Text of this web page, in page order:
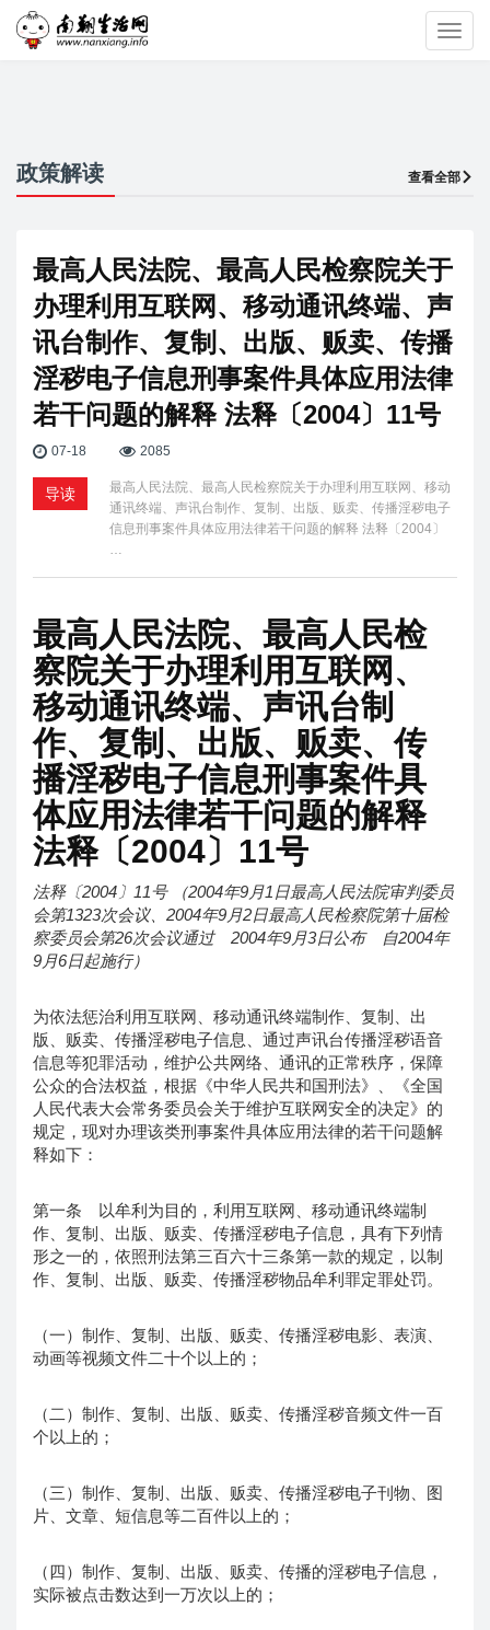
政策解读 查看全部
最高人民法院、最高人民检察院关于
办理利用互联网、移动通讯终端、声
讯台制作、复制、出版、贩卖、传播
淫秽电子信息刑事案件具体应用法律
若干问题的解释 法释〔2004〕11号
07-18 2085
导读
最高人民法院、最高人民检察院关于办理利用互联网、移动
通讯终端、声讯台制作、复制、出版、贩卖、传播淫秽电子
信息刑事案件具体应用法律若干问题的解释 法释〔2004〕
…
最高人民法院、最高人民检
察院关于办理利用互联网、
移动通讯终端、声讯台制
作、复制、出版、贩卖、传
播淫秽电子信息刑事案件具
体应用法律若干问题的解释
法释〔2004〕11号
法释〔2004〕11号 （2004年9月1日最高人民法院审判委员
会第1323次会议、2004年9月2日最高人民检察院第十届检
察委员会第26次会议通过 2004年9月3日公布 自2004年
9月6日起施行）
为依法惩治利用互联网、移动通讯终端制作、复制、出
版、贩卖、传播淫秽电子信息、通过声讯台传播淫秽语音
信息等犯罪活动，维护公共网络、通讯的正常秩序，保障
公众的合法权益，根据《中华人民共和国刑法》、《全国
人民代表大会常务委员会关于维护互联网安全的决定》的
规定，现对办理该类刑事案件具体应用法律的若干问题解
释如下：
第一条 以牟利为目的，利用互联网、移动通讯终端制
作、复制、出版、贩卖、传播淫秽电子信息，具有下列情
形之一的，依照刑法第三百六十三条第一款的规定，以制
作、复制、出版、贩卖、传播淫秽物品牟利罪定罪处罚。
（一）制作、复制、出版、贩卖、传播淫秽电影、表演、
动画等视频文件二十个以上的；
（二）制作、复制、出版、贩卖、传播淫秽音频文件一百
个以上的；
（三）制作、复制、出版、贩卖、传播淫秽电子刊物、图
片、文章、短信息等二百件以上的；
（四）制作、复制、出版、贩卖、传播的淫秽电子信息，
实际被点击数达到一万次以上的；